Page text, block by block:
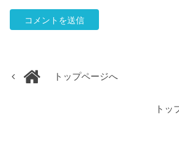
トップページへ
トッ